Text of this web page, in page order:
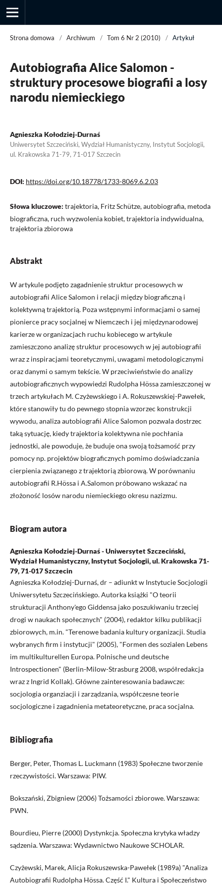
Przegląd Socjologii Jakościowej
Strona domowa / Archiwum / Tom 6 Nr 2 (2010) / Artykuł
Autobiografia Alice Salomon -
struktury procesowe biografii a losy
narodu niemieckiego
Agnieszka Kołodziej-Durnaś
Uniwersytet Szczeciński, Wydział Humanistyczny, Instytut Socjologii,
ul. Krakowska 71-79, 71-017 Szczecin
DOI: https://doi.org/10.18778/1733-8069.6.2.03
Słowa kluczowe: trajektoria, Fritz Schütze, autobiografia, metoda
biograficzna, ruch wyzwolenia kobiet, trajektoria indywidualna,
trajektoria zbiorowa
Abstrakt
W artykule podjęto zagadnienie struktur procesowych w
autobiografii Alice Salomon i relacji między biograficzną i
kolektywną trajektorią. Poza wstępnymi informacjami o samej
pionierce pracy socjalnej w Niemczech i jej międzynarodowej
karierze w organizacjach ruchu kobiecego w artykule
zamieszczono analizę struktur procesowych w jej autobiografii
wraz z inspiracjami teoretycznymi, uwagami metodologicznymi
oraz danymi o samym tekście. W przeciwieństwie do analizy
autobiograficznych wypowiedzi Rudolpha Hössa zamieszczonej w
trzech artykułach M. Czyżewskiego i A. Rokuszewskiej-Pawełek,
które stanowiły tu do pewnego stopnia wzorzec konstrukcji
wywodu, analiza autobiografii Alice Salomon pozwala dostrzec
taką sytuację, kiedy trajektoria kolektywna nie pochłania
jednostki, ale powoduje, że buduje ona swoją tożsamość przy
pomocy np. projektów biograficznych pomimo doświadczania
cierpienia związanego z trajektorią zbiorową. W porównaniu
autobiografii R.Hössa i A.Salomon próbowano wskazać na
złożoność losów narodu niemieckiego okresu nazizmu.
Biogram autora
Agnieszka Kołodziej-Durnaś - Uniwersytet Szczeciński,
Wydział Humanistyczny, Instytut Socjologii, ul. Krakowska 71-
79, 71-017 Szczecin
Agnieszka Kołodziej-Durnaś, dr – adiunkt w Instytucie Socjologii
Uniwersytetu Szczecińskiego. Autorka książki "O teorii
strukturacji Anthony'ego Giddensa jako poszukiwaniu trzeciej
drogi w naukach społecznych" (2004), redaktor kilku publikacji
zbiorowych, m.in. "Terenowe badania kultury organizacji. Studia
wybranych firm i instytucji" (2005), "Formen des sozialen Lebens
im multikulturellen Europa. Polnische und deutsche
Introspectionen" (Berlin-Milow-Strasburg 2008, współredakcja
wraz z Ingrid Kollak). Główne zainteresowania badawcze:
socjologia organziacji i zarządzania, współczesne teorie
socjologiczne i zagadnienia metateoretyczne, praca socjalna.
Bibliografia
Berger, Peter, Thomas L. Luckmann (1983) Społeczne tworzenie
rzeczywistości. Warszawa: PIW.
Bokszański, Zbigniew (2006) Tożsamości zbiorowe. Warszawa:
PWN.
Bourdieu, Pierre (2000) Dystynkcja. Społeczna krytyka władzy
sądzenia. Warszawa: Wydawnictwo Naukowe SCHOLAR.
Czyżewski, Marek, Alicja Rokuszewska-Pawełek (1989a) "Analiza
Autobiografii Rudolpha Hössa. Część I." Kultura i Społeczeństwo